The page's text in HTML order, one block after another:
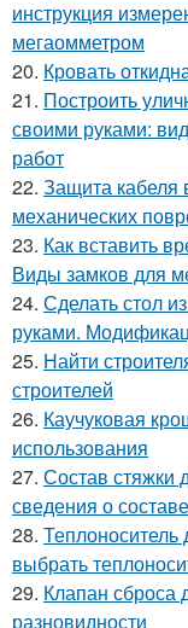
инструкция
мегаомметром
20. Кровать
21. Построить
своими руками:
работ
22. Защита кабеля
механических
23. Как вставить
Виды замков для
24. Сделать стол
руками.
25. Найти
строителей
26. Каучуковая
использования
27. Состав стяжки
сведения о
28. Теплоноситель
выбрать
29. Клапан сброса
разновидности